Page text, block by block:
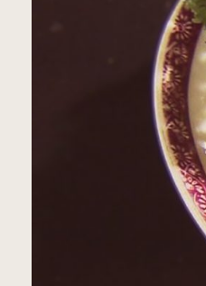
青森市
三沢市